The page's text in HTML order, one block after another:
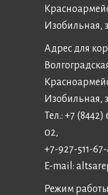
Изобильная,
Адрес для
Изобильная,
Тел.: +7
02,
+7-927-511-
E-mail:
Режим